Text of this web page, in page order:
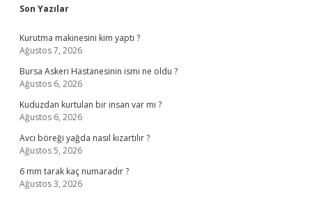
Sidebar
Son Yazılar
Kurutma makinesini kim yaptı ?
Ağustos 7, 2026
Bursa Askeri Hastanesinin ismi ne oldu ?
Ağustos 6, 2026
Kuduzdan kurtulan bir insan var mı ?
Ağustos 6, 2026
Avcı böreği yağda nasıl kızartılır ?
Ağustos 5, 2026
6 mm tarak kaç numaradır ?
Ağustos 3, 2026